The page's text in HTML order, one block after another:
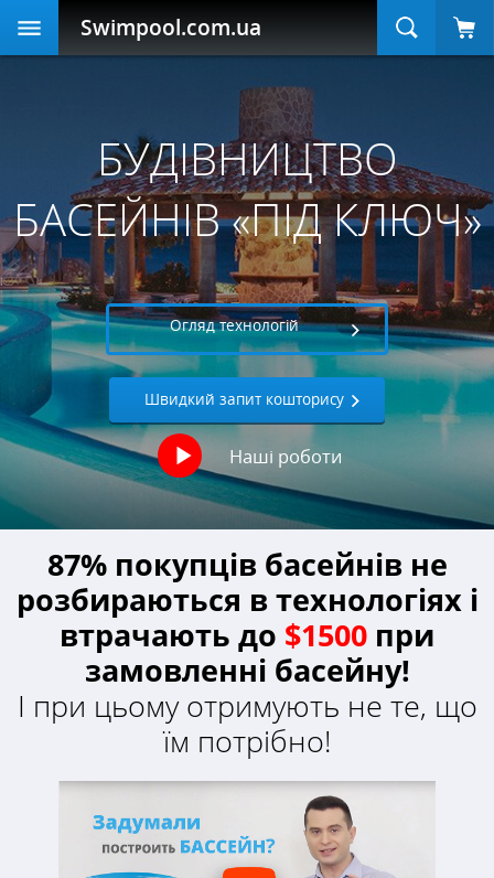
Swimpool.com.ua
БУДІВНИЦТВО
БАСЕЙНІВ «ПІД КЛЮЧ»
Огляд технологій
Швидкий запит кошторису
Наші роботи
87% покупців басейнів не
розбираються в технологіях і
втрачають до $1500 при
замовленні басейну!
І при цьому отримують не те, що
їм потрібно!